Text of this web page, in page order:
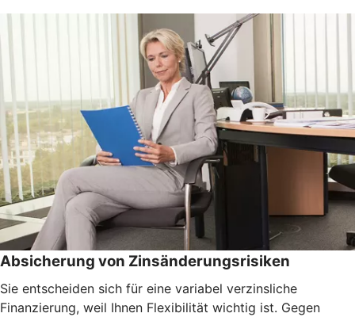
Absicherung von Zinsänderungsrisiken
Sie entscheiden sich für eine variabel verzinsliche
Finanzierung, weil Ihnen Flexibilität wichtig ist. Gegen